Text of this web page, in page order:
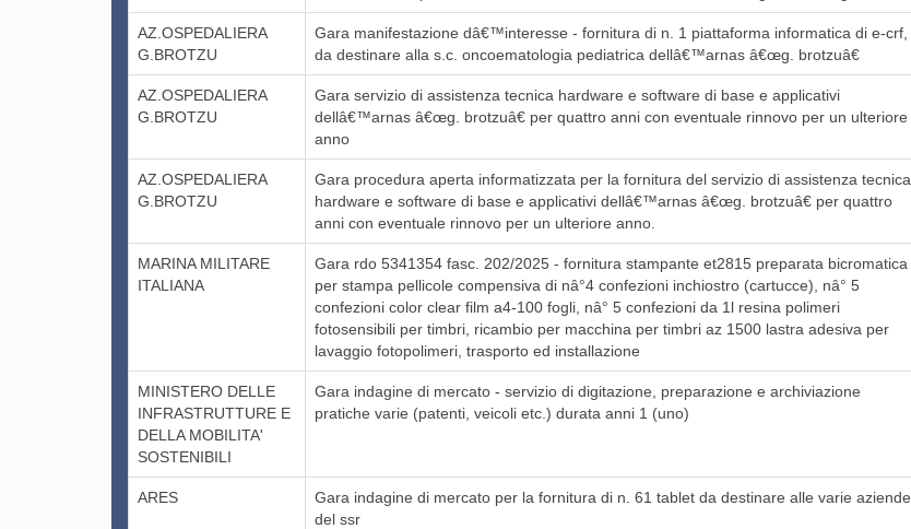
AZ.OSPEDALIERA
G.BROTZU
Gara manifestazione dâ€™interesse - fornitura di n. 1 piattaforma informatica di e-crf,
da destinare alla s.c. oncoematologia pediatrica dellâ€™arnas â€œg. brotzuâ€
AZ.OSPEDALIERA
G.BROTZU
Gara servizio di assistenza tecnica hardware e software di base e applicativi
dellâ€™arnas â€œg. brotzuâ€ per quattro anni con eventuale rinnovo per un ulteriore
anno
AZ.OSPEDALIERA
G.BROTZU
Gara procedura aperta informatizzata per la fornitura del servizio di assistenza tecnica
hardware e software di base e applicativi dellâ€™arnas â€œg. brotzuâ€ per quattro
anni con eventuale rinnovo per un ulteriore anno.
MARINA MILITARE
ITALIANA
Gara rdo 5341354 fasc. 202/2025 - fornitura stampante et2815 preparata bicromatica
per stampa pellicole compensiva di nâ°4 confezioni inchiostro (cartucce), nâ° 5
confezioni color clear film a4-100 fogli, nâ° 5 confezioni da 1l resina polimeri
fotosensibili per timbri, ricambio per macchina per timbri az 1500 lastra adesiva per
lavaggio fotopolimeri, trasporto ed installazione
MINISTERO DELLE
INFRASTRUTTURE E
DELLA MOBILITA'
SOSTENIBILI
Gara indagine di mercato - servizio di digitazione, preparazione e archiviazione
pratiche varie (patenti, veicoli etc.) durata anni 1 (uno)
ARES
Gara indagine di mercato per la fornitura di n. 61 tablet da destinare alle varie aziende
del ssr